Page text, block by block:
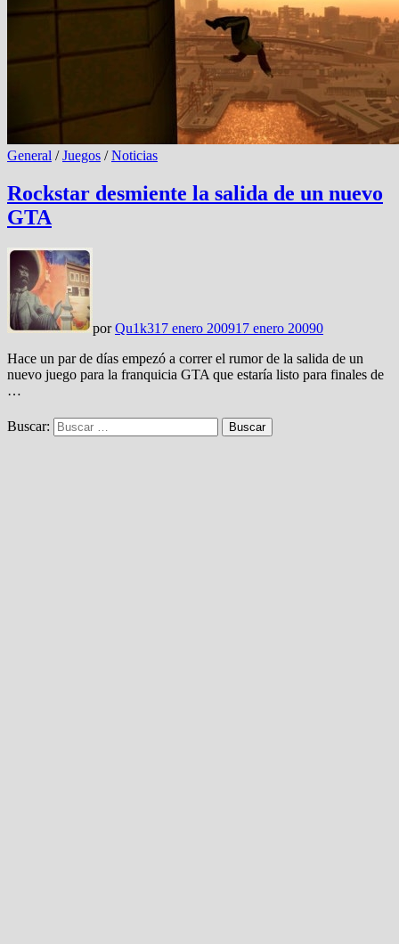
General /Juegos /Noticias
Rockstar desmiente la salida de un nuevo
GTA
porQu1k317 enero 200917 enero 20090
Hace un par de días empezó a correr el rumor de la salida de un
nuevo juego para la franquicia GTA que estaría listo para finales de
…
Buscar: